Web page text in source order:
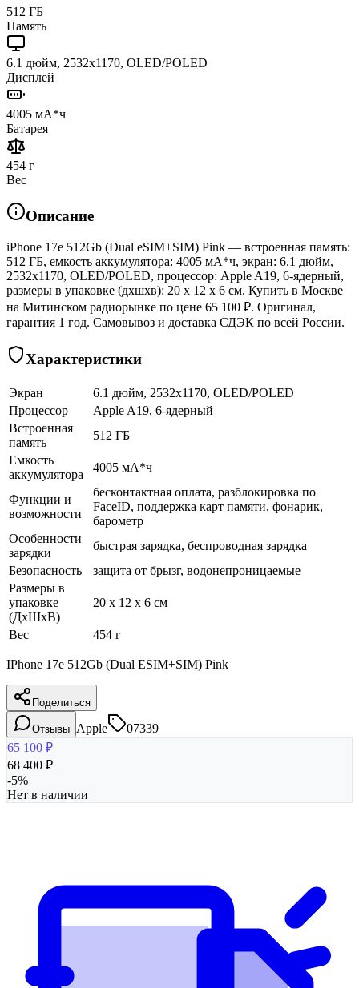
512 ГБ
Память
6.1 дюйм, 2532x1170, OLED/POLED
Дисплей
4005 мА*ч
Батарея
454 г
Вес
Описание
iPhone 17e 512Gb (Dual eSIM+SIM) Pink — встроенная память:
512 ГБ, емкость аккумулятора: 4005 мА*ч, экран: 6.1 дюйм,
2532x1170, OLED/POLED, процессор: Apple A19, 6-ядерный,
размеры в упаковке (дхшхв): 20 x 12 x 6 см. Купить в Москве
на Митинском радиорынке по цене 65 100 ₽. Оригинал,
гарантия 1 год. Самовывоз и доставка СДЭК по всей России.
Характеристики
Экран
6.1 дюйм, 2532x1170, OLED/POLED
Процессор
Apple A19, 6-ядерный
Встроенная
память
512 ГБ
Емкость
аккумулятора
4005 мА*ч
Функции и
возможности
бесконтактная оплата, разблокировка по
FaceID, поддержка карт памяти, фонарик,
барометр
Особенности
зарядки
быстрая зарядка, беспроводная зарядка
Безопасность
защита от брызг, водонепроницаемые
Размеры в
упаковке
(ДхШхВ)
20 x 12 x 6 см
Вес 454 г
IPhone 17e 512Gb (Dual ESIM+SIM) Pink
Поделиться
Отзывы Apple
07339
65 100 ₽
68 400 ₽
-5%
Нет в наличии